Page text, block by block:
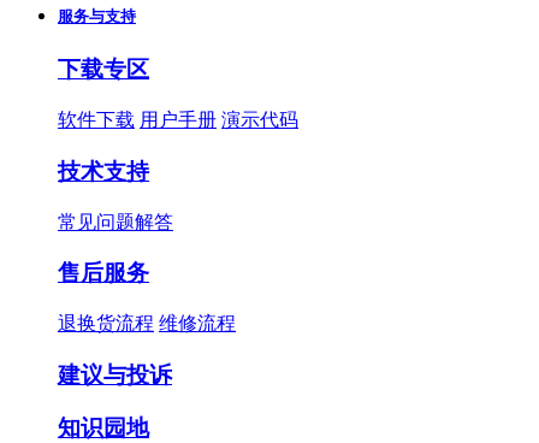
服务与支持
下载专区
软件下载 用户手册 演示代码
技术支持
常见问题解答
售后服务
退换货流程 维修流程
建议与投诉
知识园地